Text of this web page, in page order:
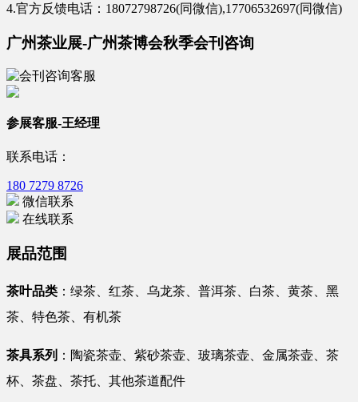
4.官方反馈电话：18072798726(同微信),17706532697(同微信)
广州茶业展-广州茶博会秋季会刊咨询
参展客服-王经理
联系电话：
180 7279 8726
微信联系
在线联系
展品范围
茶叶品类 ：绿茶、红茶、乌龙茶、普洱茶、白茶、黄茶、黑
茶、特色茶、有机茶
茶具系列 ：陶瓷茶壶、紫砂茶壶、玻璃茶壶、金属茶壶、茶
杯、茶盘、茶托、其他茶道配件